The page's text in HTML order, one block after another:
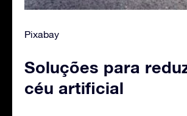
Pixabay
Soluções para
céu artificial